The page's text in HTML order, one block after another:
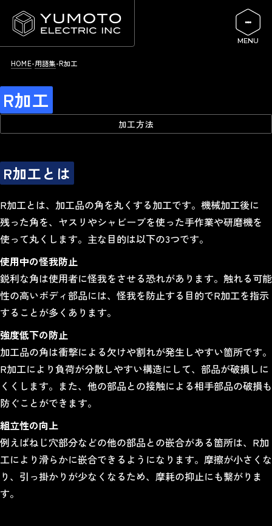
HOME 用語集 R加工
R加工
加工方法
R加工とは
R加工とは、加工品の角を丸くする加工です。機械加工後に
残った角を、ヤスリやシャビーブを使った手作業や研磨機を
使って丸くします。主な目的は以下の3つです。
使用中の怪我防止
鋭利な角は使用者に怪我をさせる恐れがあります。触れる可能
性の高いボディ部品には、怪我を防止する目的でR加工を指示
することが多くあります。
強度低下の防止
加工品の角は衝撃による欠けや割れが発生しやすい箇所です。
R加工により負荷が分散しやすい構造にして、部品が破損しに
くくします。また、他の部品との接触による相手部品の破損も
防ぐことができます。
組立性の向上
例えばねじ穴部分などの他の部品との嵌合がある箇所は、R加
工により滑らかに嵌合できるようになります。摩擦が小さくな
り、引っ掛かりが少なくなるため、摩耗の抑止にも繋がりま
す。